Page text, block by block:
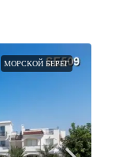
МОРСКОЙ БЕРЕГ